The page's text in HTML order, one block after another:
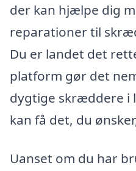
der kan hjælpe dig
reparationer til
Du er landet det
platform gør det
dygtige skræddere i
kan få det, du
Uanset om du har